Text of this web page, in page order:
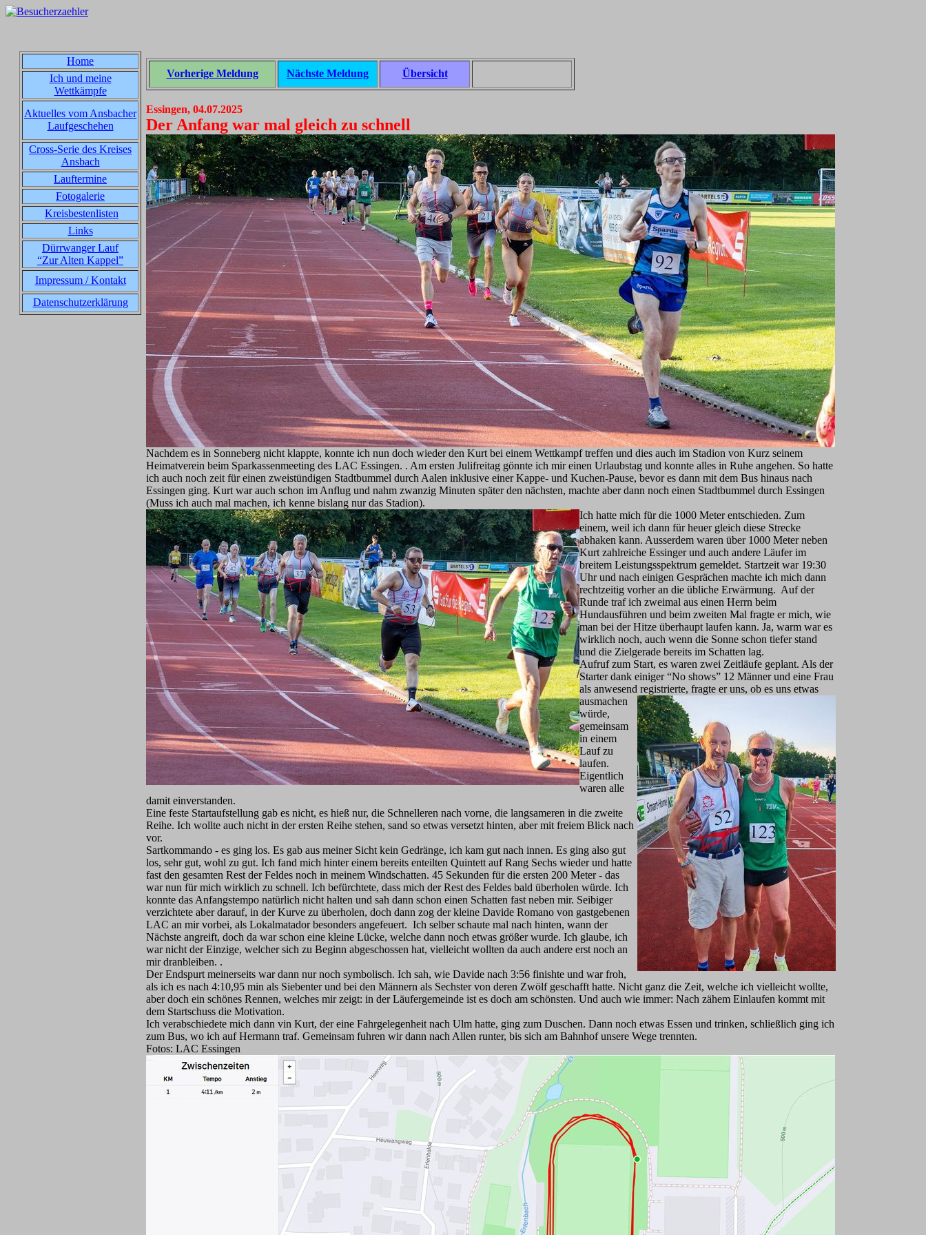
Home
Ich und meine
Wettkämpfe
Aktuelles vom Ansbacher
Laufgeschehen
Cross-Serie des Kreises
Ansbach
Lauftermine
Fotogalerie
Kreisbestenlisten
Links
Dürrwanger Lauf
“Zur Alten Kappel”
Impressum / Kontakt
Datenschutzerklärung
Vorherige Meldung Nächste Meldung Übersicht
Essingen, 04.07.2025
Der Anfang war mal gleich zu schnell
Nachdem es in Sonneberg nicht klappte, konnte ich nun doch wieder den Kurt bei einem Wettkampf treffen und dies auch im Stadion von Kurz seinem
Heimatverein beim Sparkassenmeeting des LAC Essingen. . Am ersten Julifreitag gönnte ich mir einen Urlaubstag und konnte alles in Ruhe angehen. So hatte
ich auch noch zeit für einen zweistündigen Stadtbummel durch Aalen inklusive einer Kappe- und Kuchen-Pause, bevor es dann mit dem Bus hinaus nach
Essingen ging. Kurt war auch schon im Anflug und nahm zwanzig Minuten später den nächsten, machte aber dann noch einen Stadtbummel durch Essingen
(Muss ich auch mal machen, ich kenne bislang nur das Stadion).
Ich hatte mich für die 1000 Meter entschieden. Zum
einem, weil ich dann für heuer gleich diese Strecke
abhaken kann. Ausserdem waren über 1000 Meter neben
Kurt zahlreiche Essinger und auch andere Läufer im
breitem Leistungsspektrum gemeldet. Startzeit war 19:30
Uhr und nach einigen Gesprächen machte ich mich dann
rechtzeitig vorher an die übliche Erwärmung. Auf der
Runde traf ich zweimal aus einen Herrn beim
Hundausführen und beim zweiten Mal fragte er mich, wie
man bei der Hitze überhaupt laufen kann. Ja, warm war es
wirklich noch, auch wenn die Sonne schon tiefer stand
und die Zielgerade bereits im Schatten lag.
Aufruf zum Start, es waren zwei Zeitläufe geplant. Als der
Starter dank einiger “No shows” 12 Männer und eine Frau
als anwesend registrierte, fragte er uns, ob es uns etwas
ausmachen
würde,
gemeinsam
in einem
Lauf zu
laufen.
Eigentlich
waren alle
damit einverstanden.
Eine feste Startaufstellung gab es nicht, es hieß nur, die Schnelleren nach vorne, die langsameren in die zweite
Reihe. Ich wollte auch nicht in der ersten Reihe stehen, sand so etwas versetzt hinten, aber mit freiem Blick nach
vor.
Sartkommando - es ging los. Es gab aus meiner Sicht kein Gedränge, ich kam gut nach innen. Es ging also gut
los, sehr gut, wohl zu gut. Ich fand mich hinter einem bereits enteilten Quintett auf Rang Sechs wieder und hatte
fast den gesamten Rest der Feldes noch in meinem Windschatten. 45 Sekunden für die ersten 200 Meter - das
war nun für mich wirklich zu schnell. Ich befürchtete, dass mich der Rest des Feldes bald überholen würde. Ich
konnte das Anfangstempo natürlich nicht halten und sah dann schon einen Schatten fast neben mir. Seibiger
verzichtete aber darauf, in der Kurve zu überholen, doch dann zog der kleine Davide Romano von gastgebenen
LAC an mir vorbei, als Lokalmatador besonders angefeuert. Ich selber schaute mal nach hinten, wann der
Nächste angreift, doch da war schon eine kleine Lücke, welche dann noch etwas größer wurde. Ich glaube, ich
war nicht der Einzige, welcher sich zu Beginn abgeschossen hat, vielleicht wollten da auch andere erst noch an
mir dranbleiben. .
Der Endspurt meinerseits war dann nur noch symbolisch. Ich sah, wie Davide nach 3:56 finishte und war froh,
als ich es nach 4:10,95 min als Siebenter und bei den Männern als Sechster von deren Zwölf geschafft hatte. Nicht ganz die Zeit, welche ich vielleicht wollte,
aber doch ein schönes Rennen, welches mir zeigt: in der Läufergemeinde ist es doch am schönsten. Und auch wie immer: Nach zähem Einlaufen kommt mit
dem Startschuss die Motivation.
Ich verabschiedete mich dann vin Kurt, der eine Fahrgelegenheit nach Ulm hatte, ging zum Duschen. Dann noch etwas Essen und trinken, schließlich ging ich
zum Bus, wo ich auf Hermann traf. Gemeinsam fuhren wir dann nach Allen runter, bis sich am Bahnhof unsere Wege trennten.
Fotos: LAC Essingen